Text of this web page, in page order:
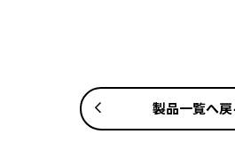
製品一覧へ戻